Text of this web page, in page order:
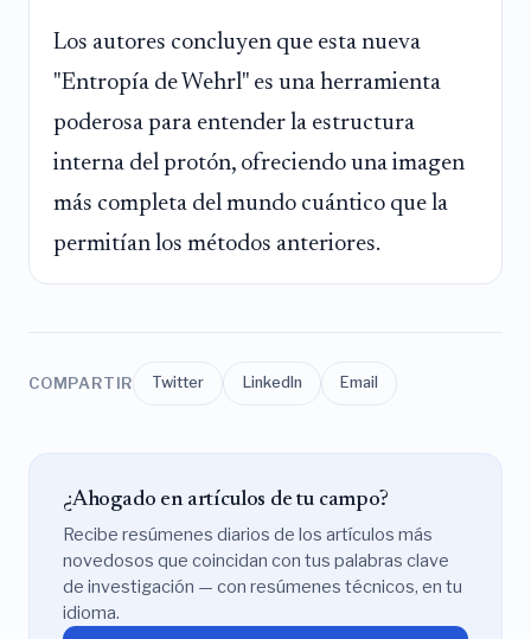
Los autores concluyen que esta nueva
"Entropía de Wehrl" es una herramienta
poderosa para entender la estructura
interna del protón, ofreciendo una imagen
más completa del mundo cuántico que la
permitían los métodos anteriores.
COMPARTIR Twitter LinkedIn Email
¿Ahogado en artículos de tu campo?
Recibe resúmenes diarios de los artículos más
novedosos que coincidan con tus palabras clave
de investigación — con resúmenes técnicos, en tu
idioma.